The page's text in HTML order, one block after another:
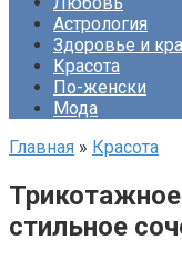
Астрология
Здоровье и
Красота
По-женски
Мода
Главная » Красота
стильное